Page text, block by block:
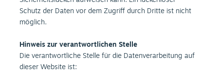
Schutz der Daten vor dem Zugriff durch Dritte ist nicht
möglich.
Hinweis zur verantwortlichen Stelle
Die verantwortliche Stelle für die Datenverarbeitung auf
dieser Website ist: